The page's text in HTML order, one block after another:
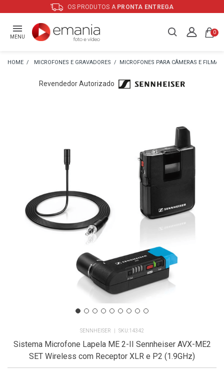
OS PRODUTOS A PRONTA ENTREGA
MENU
0
MICROFONES E GRAVADORES MICROFONES PARA CÂMERAS E
Revendedor Autorizado
SENNHEISER 14342
Sistema Microfone Lapela ME 2-II Sennheiser AVX-ME2
SET Wireless com Receptor XLR e P2 (1.9GHz)